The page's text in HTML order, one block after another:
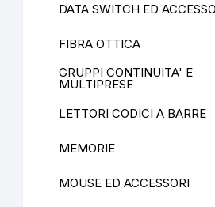
DATA SWITCH ED
FIBRA OTTICA
GRUPPI CONTINUITA' E
MULTIPRESE
LETTORI CODICI A BARRE
MEMORIE
MOUSE ED ACCESSORI